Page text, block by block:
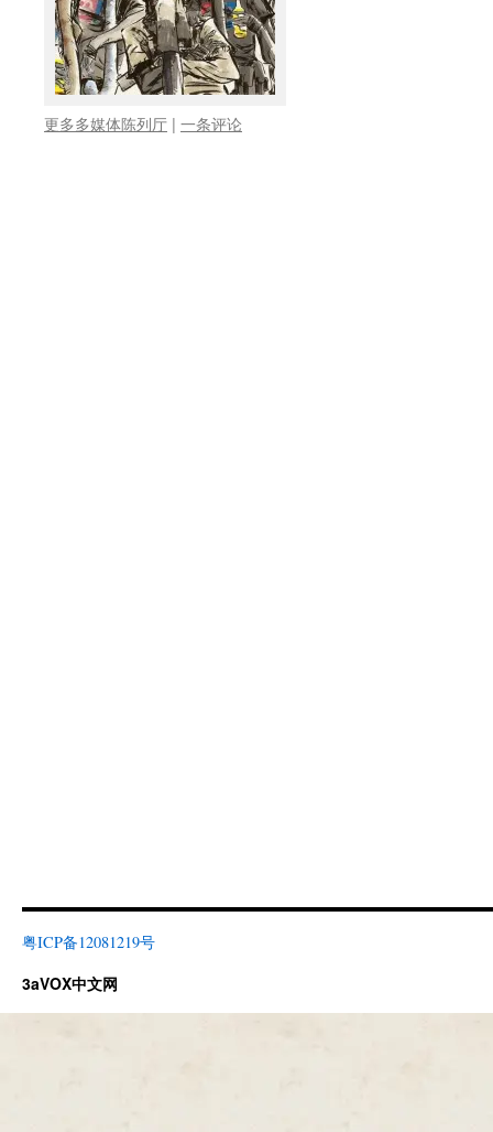
更多多媒体陈列厅 | 一条评论
粤ICP备12081219号
3aVOX中文网